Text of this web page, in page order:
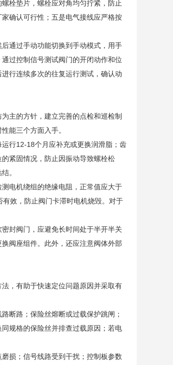
栓垫片，螺栓应对角均匀拧紧，防止
确认可行性；五是电气接线应严格按
通过手动功能切换到手动模式，用手
过控制信号测试阀门的开闭动作和位
行连续多次的往复运行测试，确认动
主的方针，建立完善的点检和巡检制
能三个方面入手。
行12-18个月应补充或更换润滑脂；齿
紧固情况，防止因振动导致螺栓松
。
电机绕组的绝缘电阻，正常值应大于
效，防止阀门卡滞时电机烧毁。对于
封阀门，应避免长时间处于半开半关
阀座组件。此外，还应注意阀体外部
，有助于快速定位问题原因并采取有
断路；保险丝熔断或过载保护跳闸；
规格的保险丝并排查过载原因；若电
损；信号线路受到干扰；控制板参数